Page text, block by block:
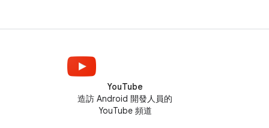
YouTube
造訪 Android 開發人員的
YouTube 頻道